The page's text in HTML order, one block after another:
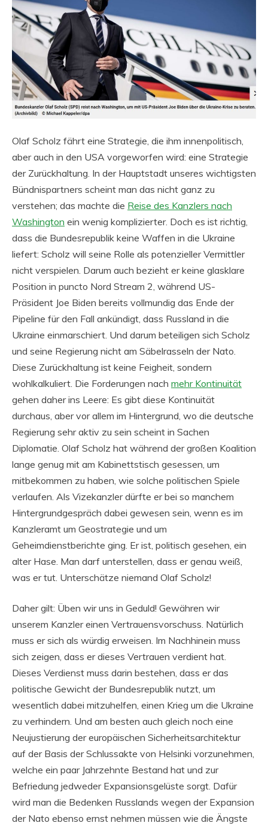
Olaf Scholz fährt eine Strategie, die ihm innenpolitisch,
aber auch in den USA vorgeworfen wird: eine Strategie
der Zurückhaltung. In der Hauptstadt unseres wichtigsten
Bündnispartners scheint man das nicht ganz zu
verstehen; das machte die Reise des Kanzlers nach
Washington ein wenig komplizierter. Doch es ist richtig,
dass die Bundesrepublik keine Waffen in die Ukraine
liefert: Scholz will seine Rolle als potenzieller Vermittler
nicht verspielen. Darum auch bezieht er keine glasklare
Position in puncto Nord Stream 2, während US-
Präsident Joe Biden bereits vollmundig das Ende der
Pipeline für den Fall ankündigt, dass Russland in die
Ukraine einmarschiert. Und darum beteiligen sich Scholz
und seine Regierung nicht am Säbelrasseln der Nato.
Diese Zurückhaltung ist keine Feigheit, sondern
wohlkalkuliert. Die Forderungen nach mehr Kontinuität
gehen daher ins Leere: Es gibt diese Kontinuität
durchaus, aber vor allem im Hintergrund, wo die deutsche
Regierung sehr aktiv zu sein scheint in Sachen
Diplomatie. Olaf Scholz hat während der großen Koalition
lange genug mit am Kabinettstisch gesessen, um
mitbekommen zu haben, wie solche politischen Spiele
verlaufen. Als Vizekanzler dürfte er bei so manchem
Hintergrundgespräch dabei gewesen sein, wenn es im
Kanzleramt um Geostrategie und um
Geheimdienstberichte ging. Er ist, politisch gesehen, ein
alter Hase. Man darf unterstellen, dass er genau weiß,
was er tut. Unterschätze niemand Olaf Scholz!
Daher gilt: Üben wir uns in Geduld! Gewähren wir
unserem Kanzler einen Vertrauensvorschuss. Natürlich
muss er sich als würdig erweisen. Im Nachhinein muss
sich zeigen, dass er dieses Vertrauen verdient hat.
Dieses Verdienst muss darin bestehen, dass er das
politische Gewicht der Bundesrepublik nutzt, um
wesentlich dabei mitzuhelfen, einen Krieg um die Ukraine
zu verhindern. Und am besten auch gleich noch eine
Neujustierung der europäischen Sicherheitsarchitektur
auf der Basis der Schlussakte von Helsinki vorzunehmen,
welche ein paar Jahrzehnte Bestand hat und zur
Befriedung jedweder Expansionsgelüste sorgt. Dafür
wird man die Bedenken Russlands wegen der Expansion
der Nato ebenso ernst nehmen müssen wie die Ängste